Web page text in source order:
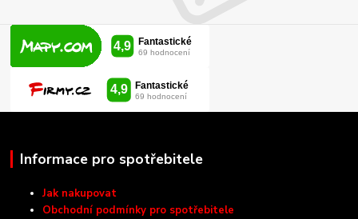
Informace pro spotřebitele
Jak nakupovat
Obchodní podmínky pro spotřebitele